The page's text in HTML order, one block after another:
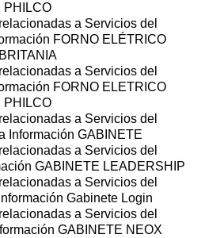
PHILCO
a Servicios del
FORNO ELÉTRICO
BRITANIA
a Servicios del
FORNO ELETRICO
PHILCO
a Servicios del
Información GABINETE
a Servicios del
GABINETE LEADERSHIP
a Servicios del
Gabinete Login
a Servicios del
GABINETE NEOX